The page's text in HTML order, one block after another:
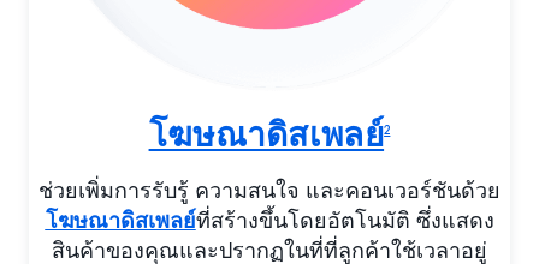
โฆษณาดิสเพลย์2
ช่วยเพิ่มการรับรู้ ความสนใจ และคอนเวอร์ชันด้วย
โฆษณาดิสเพลย์ที่สร้างขึ้นโดยอัตโนมัติ ซึ่งแสดง
สินค้าของคุณและปรากฏในที่ที่ลูกค้าใช้เวลาอยู่